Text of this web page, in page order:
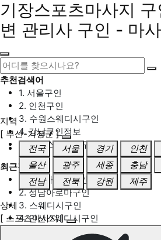
기장스포츠마사지
변 관리사 구인 - 마
추천검색어
1. 서울구인
2. 인천구인
3. 수원스웨디시구인
4. 강남구인정보
5. 동탄스웨디시구인
최근검색어
1. 일산마사지구인
2. 성남아로마구인
3. 스웨디시구인
4. 안산스웨디시구인
지역
[ 부산-기장군 ]
전국
서울 경기 인천
울산
광주 세종 충남
전남
전북 강원 제주
상세
[ 스포츠마사지 ]